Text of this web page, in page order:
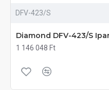
DFV-423/S
Diamond DFV-423/S
1 146 048 Ft